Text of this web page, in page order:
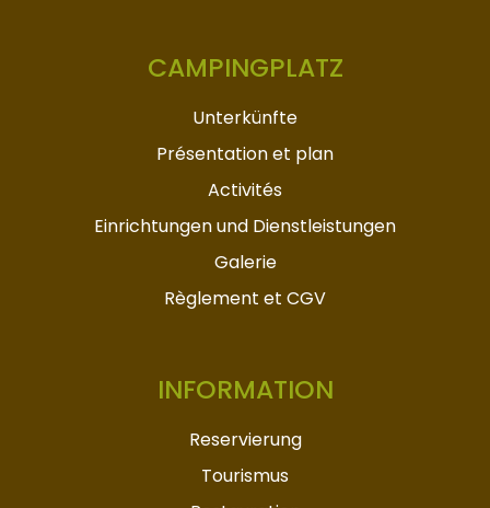
CAMPINGPLATZ
Unterkünfte
Présentation et plan
Activités
Einrichtungen und Dienstleistungen
Galerie
Règlement et CGV
INFORMATION
Reservierung
Tourismus